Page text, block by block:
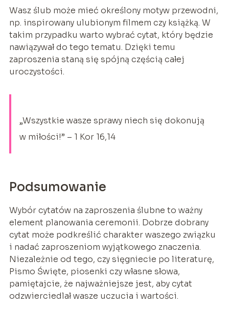
Wasz ślub może mieć określony motyw przewodni,
np. inspirowany ulubionym filmem czy książką. W
takim przypadku warto wybrać cytat, który będzie
nawiązywał do tego tematu. Dzięki temu
zaproszenia staną się spójną częścią całej
uroczystości.
„Wszystkie wasze sprawy niech się dokonują
w miłości!” – 1 Kor 16,14
Podsumowanie
Wybór cytatów na zaproszenia ślubne to ważny
element planowania ceremonii. Dobrze dobrany
cytat może podkreślić charakter waszego związku
i nadać zaproszeniom wyjątkowego znaczenia.
Niezależnie od tego, czy sięgniecie po literaturę,
Pismo Święte, piosenki czy własne słowa,
pamiętajcie, że najważniejsze jest, aby cytat
odzwierciedlał wasze uczucia i wartości.